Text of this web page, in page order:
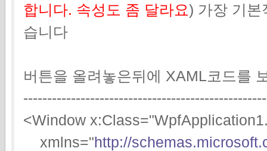
합니다. 속성도 좀 달라요) 가장 기본
습니다
버튼을 올려놓은뒤에 XAML코드를
<Window
xmlns="http://